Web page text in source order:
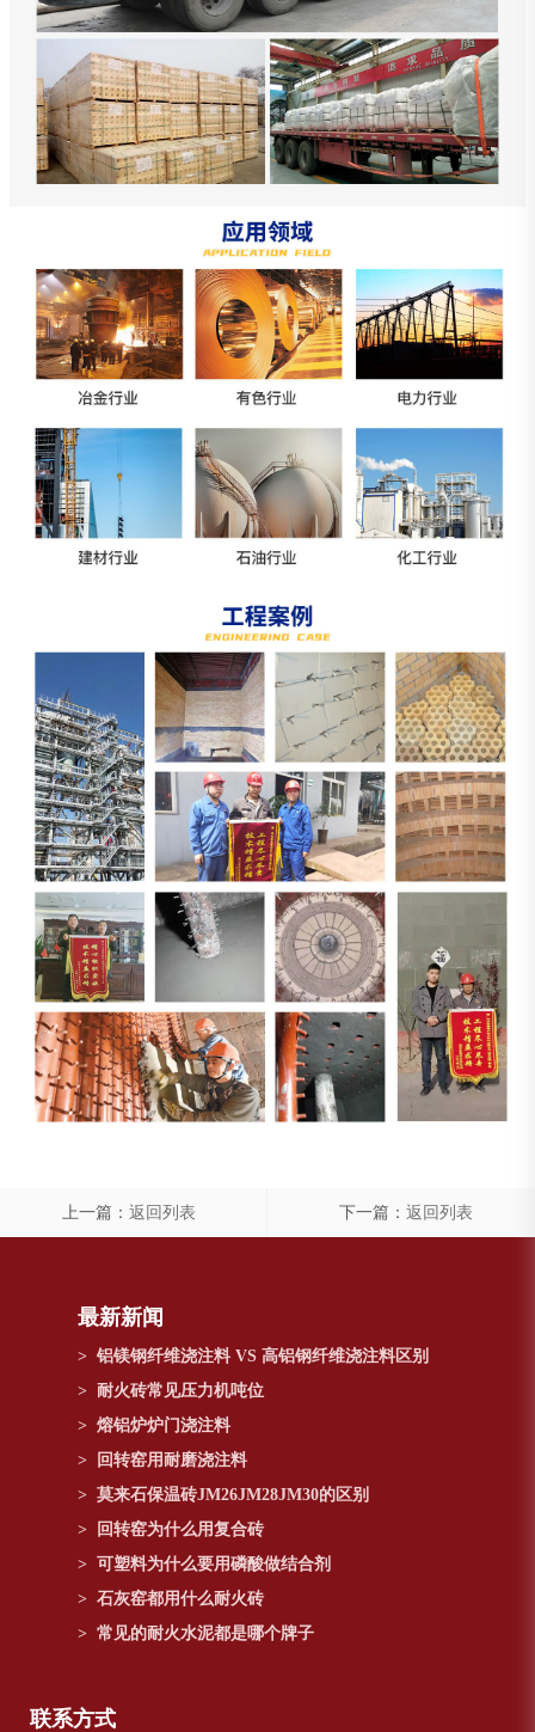
上一篇： 返回列表 下一篇： 返回列表
最新新闻
> 铝镁钢纤维浇注料 VS 高铝钢纤维浇注料区别
> 耐火砖常见压力机吨位
> 熔铝炉炉门浇注料
>
回转窑用耐磨浇注料
> 莫来石保温砖JM26JM28JM30的区别
>
回转窑为什么用复合砖
> 可塑料为什么要用磷酸做结合剂
> 石灰窑都用什么耐火砖
> 常见的耐火水泥都是哪个牌子
联系方式